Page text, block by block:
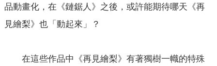
品動畫化，在《鏈鋸人》之後，或許能期待哪天《再
見繪梨》也「動起來」？
在這些作品中《再見繪梨》有著獨樹一幟的特殊